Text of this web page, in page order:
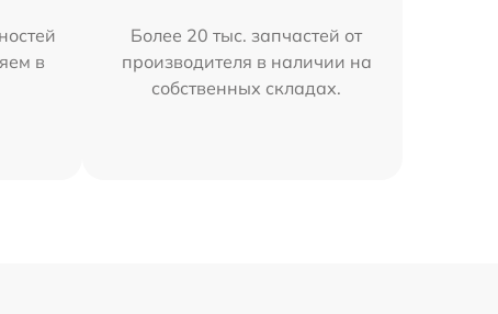
в
Более 20 тыс. запчастей от
производителя в наличии на
собственных складах.